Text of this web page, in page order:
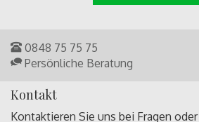
0848 75 75 75
Persönliche Beratung
Kontakt
Kontaktieren Sie uns bei Fragen oder